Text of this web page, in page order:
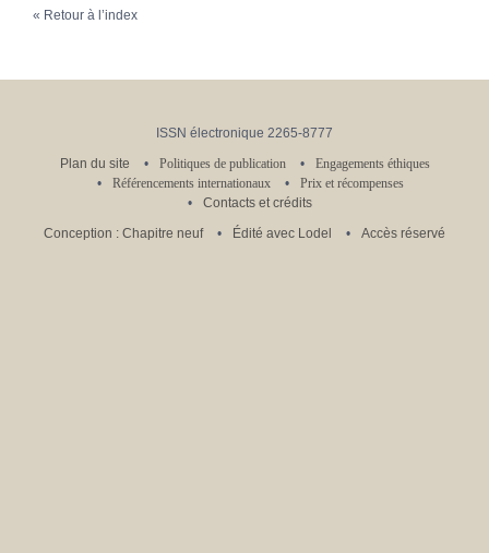
Retour à l’index
ISSN électronique 2265-8777
Plan du site
Politiques de publication
Engagements éthiques
Référencements internationaux
Prix et récompenses
Contacts et crédits
Conception : Chapitre neuf
Édité avec Lodel Accès réservé